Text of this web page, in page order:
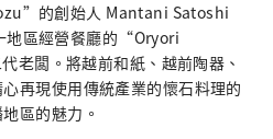
的創始人 Mantani Satoshi
地區經營餐廳的“Oryori
闆。將越前和紙、越前陶器、
再現使用傳統產業的懷石料理的
區的魅力。